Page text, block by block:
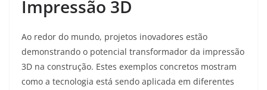
Impressão 3D
Ao redor do mundo, projetos inovadores estão
demonstrando o potencial transformador da impressão
3D na construção. Estes exemplos concretos mostram
como a tecnologia está sendo aplicada em diferentes